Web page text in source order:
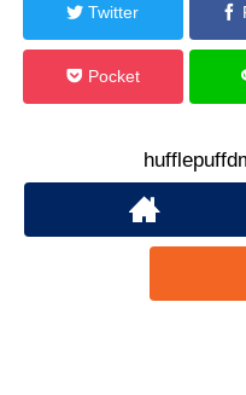
Twitter
Pocket